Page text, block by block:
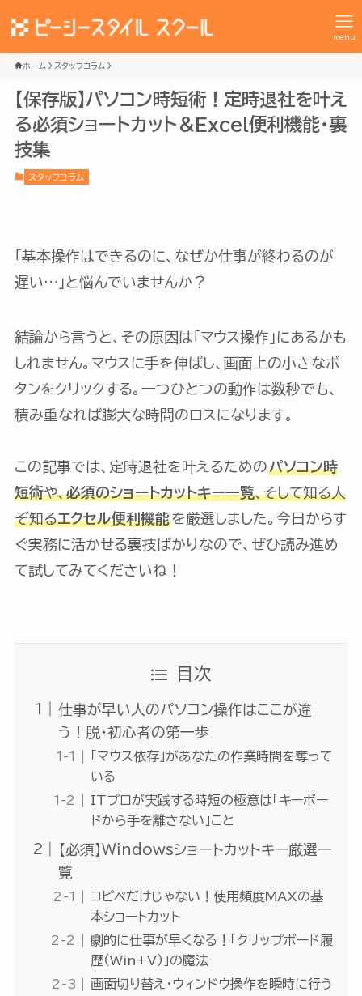
menu
ホーム スタッフコラム
【保存版】パソコン時短術！定時退社を叶え
る必須ショートカット＆Excel便利機能・裏
技集
スタッフコラム
「基本操作はできるのに、なぜか仕事が終わるのが
遅い…」と悩んでいませんか？
結論から言うと、その原因は「マウス操作」にあるかも
しれません。マウスに手を伸ばし、画面上の小さなボ
タンをクリックする。一つひとつの動作は数秒でも、
積み重なれば膨大な時間のロスになります。
この記事では、定時退社を叶えるためのパソコン時
短術や、必須のショートカットキー一覧、そして知る人
ぞ知るエクセル便利機能を厳選しました。今日からす
ぐ実務に活かせる裏技ばかりなので、ぜひ読み進め
て試してみてくださいね！
目次
仕事が早い人のパソコン操作はここが違
う！脱・初心者の第一歩
「マウス依存」があなたの作業時間を奪って
いる
ITプロが実践する時短の極意は「キーボー
ドから手を離さない」こと
【必須】Windowsショートカットキー厳選一
覧
コピペだけじゃない！使用頻度MAXの基
本ショートカット
劇的に仕事が早くなる！「クリップボード履
歴（Win+V）」の魔法
画面切り替え・ウィンドウ操作を瞬時に行う